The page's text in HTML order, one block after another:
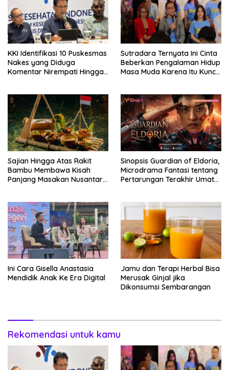
KKI Identifikasi 10 Puskesmas
Nakes yang Diduga
Komentar Nirempati Hingga
Sutradara Ternyata Ini Cinta
Beberkan Pengalaman Hidup
Masa Muda Karena Itu Kunci
Dua
Sajian Hingga Atas Rakit
Bambu Membawa Kisah
Panjang Masakan Nusantara
Sinopsis Guardian of Eldoria,
Microdrama Fantasi tentang
Pertarungan Terakhir Umat
Ini Cara Gisella Anastasia
Mendidik Anak Ke Era Digital
Jamu dan Terapi Herbal Bisa
Merusak Ginjal jika
Dikonsumsi Sembarangan
Rekomendasi untuk kamu